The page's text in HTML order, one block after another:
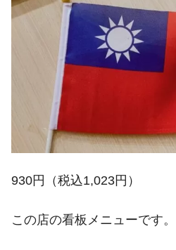
930円（税込1,023円）
この店の看板メニューです。